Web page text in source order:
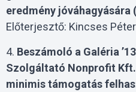
eredmény jóváhagyására
Előterjesztő: Kincses
4. Beszámoló a Galéria
Szolgáltató Nonprofit
minimis támogatás